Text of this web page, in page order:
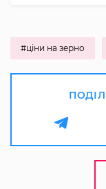
#ціни на зерно